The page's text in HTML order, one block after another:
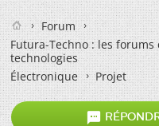
Forum
Futura-Techno : les
technologies
Électronique
Projet
